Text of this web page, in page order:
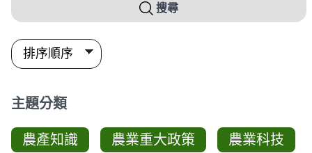
搜尋
主題分類
農產知識 農業重大政策 農業科技